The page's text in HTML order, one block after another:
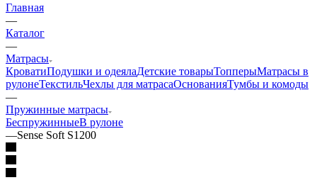
Главная
—
Каталог
—
Матрасы
КроватиПодушки и одеялаДетские товарыТопперыМатрасы в
рулонеТекстильЧехлы для матрасаОснованияТумбы и комоды
—
Пружинные матрасы
БеспружинныеВ рулоне
—Sense Soft S1200